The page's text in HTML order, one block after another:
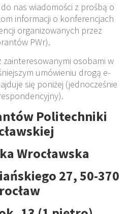
nas wiadomości z prośbą o
informacji o konferencjach
organizowanych przez
PWr).
zainteresowanymi osobami w
umówieniu drogą e-
się poniżej (jednocześnie
Politechniki
Wrocławska
27, 50-370